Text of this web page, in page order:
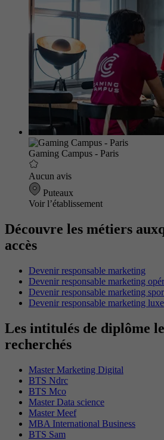
Gaming Campus - Paris
Aucun avis
Puteaux
Voir l’établissement
Découvre les métiers
accès
Devenir responsable marketing
Devenir responsable marketing
Devenir responsable marketing
Devenir responsable marketing luxe
Les intitulés de diplôme
recherchés
Master Marketing Digital
BTS Ndrc
BTS Mco
Master Data science
Master Meef
MBA International Business
BTS Sam